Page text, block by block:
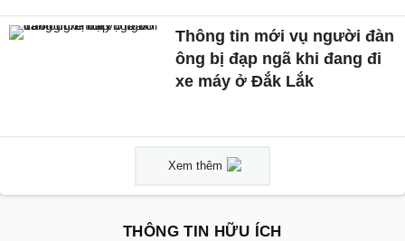
Thông tin mới vụ người đàn
ông bị đạp ngã khi đang đi
xe máy ở Đắk Lắk
Xem thêm
THÔNG TIN HỮU ÍCH